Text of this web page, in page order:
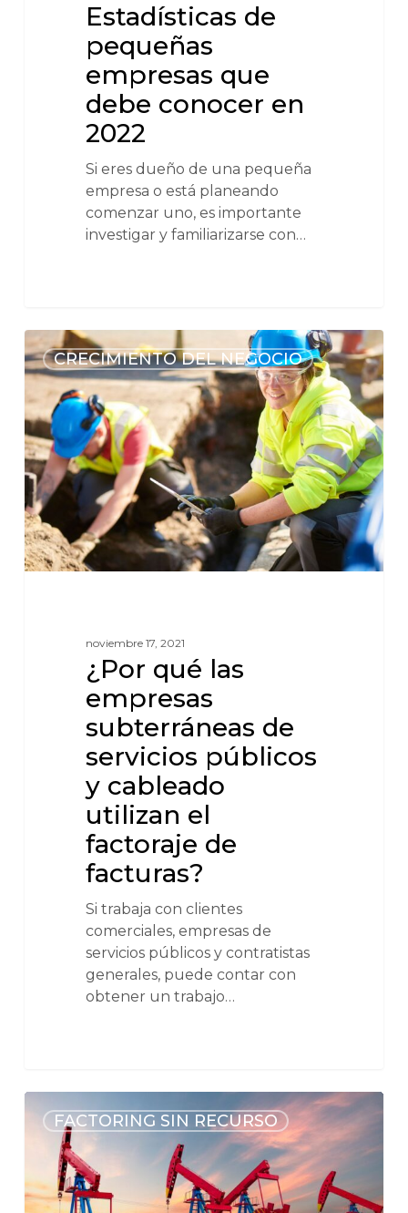
Estadísticas de
pequeñas
empresas que
debe conocer en
2022
Si eres dueño de una pequeña
empresa o está planeando
comenzar uno, es importante
investigar y familiarizarse con…
CRECIMIENTO DEL NEGOCIO
noviembre 17, 2021
¿Por qué las
empresas
subterráneas de
servicios públicos
y cableado
utilizan el
factoraje de
facturas?
Si trabaja con clientes
comerciales, empresas de
servicios públicos y contratistas
generales, puede contar con
obtener un trabajo…
FACTORING SIN RECURSO